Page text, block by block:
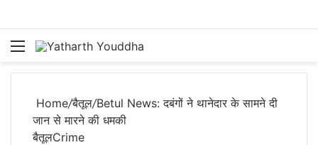
Menu
Home/बैतूल/Betul News: दबंगों ने थानेदार के सामने दी
जान से मारने की धमकी
बैतूलCrime